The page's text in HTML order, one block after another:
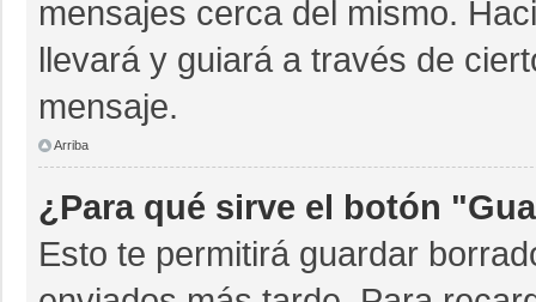
mensajes cerca del mismo.
llevará y guiará a través de
mensaje.
Arriba
¿Para qué sirve el botón
Esto te permitirá guardar